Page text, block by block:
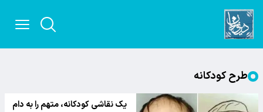
طرح کودکانه
یک نقاشی کودکانه، متهم را به دام